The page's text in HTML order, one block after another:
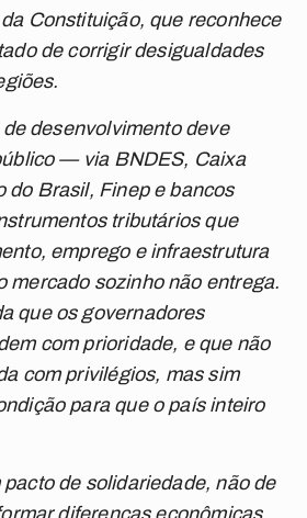
Constituição, que reconhece
de corrigir desigualdades
desenvolvimento deve
— via BNDES, Caixa
do Brasil, Finep e bancos
tributários que
emprego e infraestrutura
mercado sozinho não entrega.
que os governadores
com prioridade, e que não
com privilégios, mas sim
para que o país inteiro
de solidariedade, não de
diferenças econômicas